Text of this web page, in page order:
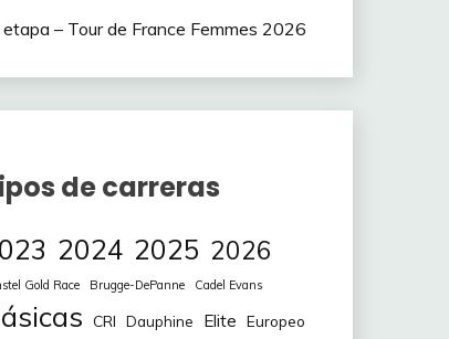
etapa – Tour de France Femmes 2026
de carreras
2024 2025 2026
Gold Race Brugge-DePanne Cadel Evans
CRI Dauphine Elite Europeo